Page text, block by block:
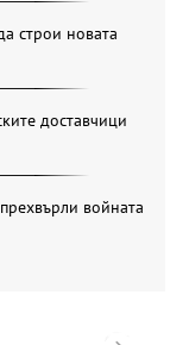
строи новата
доставчици
войната